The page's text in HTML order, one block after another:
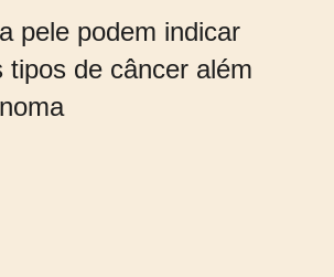
pele podem indicar
tipos de câncer além